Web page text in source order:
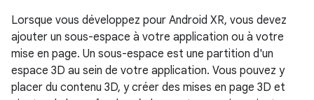
Lorsque vous développez pour Android XR, vous devez
ajouter un sous-espace à votre application ou à votre
mise en page. Un sous-espace est une partition d'un
espace 3D au sein de votre application. Vous pouvez y
placer du contenu 3D, y créer des mises en page 3D et